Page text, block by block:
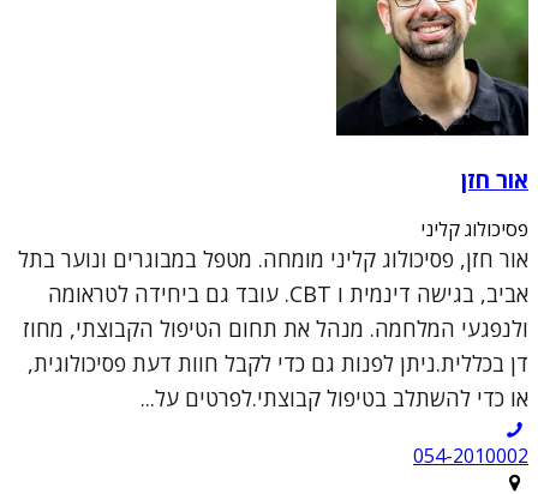
אור חזן
פסיכולוג קליני
אור חזן, פסיכולוג קליני מומחה. מטפל במבוגרים ונוער בתל
אביב, בגישה דינמית ו CBT. עובד גם ביחידה לטראומה
ולנפגעי המלחמה. מנהל את תחום הטיפול הקבוצתי, מחוז
דן בכללית.ניתן לפנות גם כדי לקבל חוות דעת פסיכולוגית,
או כדי להשתלב בטיפול קבוצתי.לפרטים על...
054-2010002